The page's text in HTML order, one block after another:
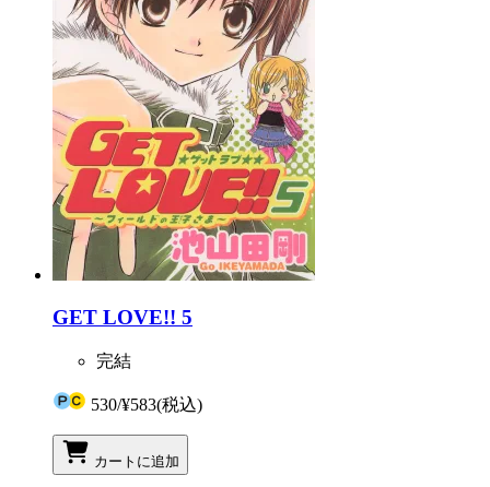
GET LOVE!! 5
完結
530/¥583(税込)
カートに追加